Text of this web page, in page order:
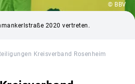
© BBV
2020 vertreten.
Kreisverband Rosenheim